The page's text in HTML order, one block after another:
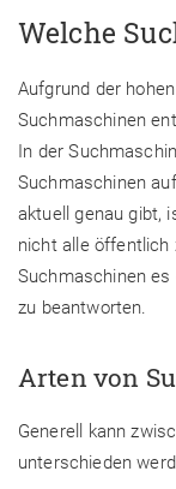
Welche
Aufgrund der
Suchmaschinen
In der
Suchmaschinen
aktuell genau gibt,
nicht alle öffentlich
Suchmaschinen
zu beantworten.
Arten von
Generell kann
unterschieden